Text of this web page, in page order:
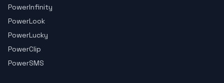
PowerInfinity
PowerLook
PowerLucky
PowerClip
PowerSMS